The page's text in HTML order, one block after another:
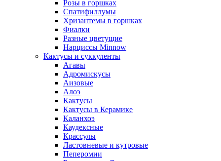
Розы в горшках
Спатифиллумы
Хризантемы в горшках
Фиалки
Разные цветущие
Нарциссы Minnow
Кактусы и суккуленты
Агавы
Адромискусы
Аизовые
Алоэ
Кактусы
Кактусы в Керамике
Каланхоэ
Каудексные
Крассулы
Ластовневые и кутровые
Пеперомии